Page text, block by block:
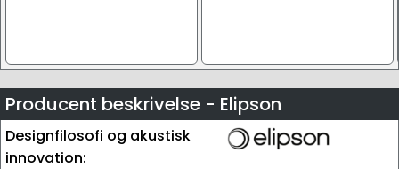
Producent beskrivelse - Elipson
Designfilosofi og akustisk
innovation: